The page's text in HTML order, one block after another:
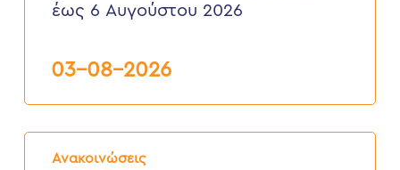
περιοχή
Σούδας,
έως
2026
έως 6 Αυγούστου 2026
03-08-2026
Ανακοινώσεις
Δελτίο
Τύπου: